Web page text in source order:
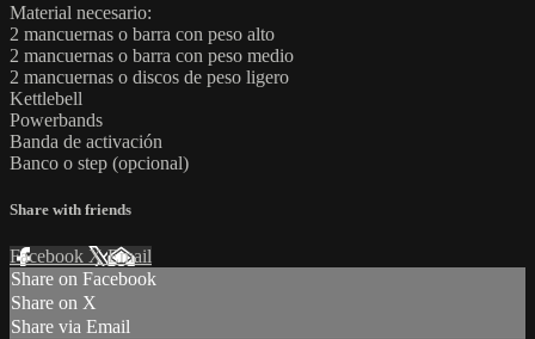
Material necesario:
2 mancuernas o barra con peso alto
2 mancuernas o barra con peso medio
2 mancuernas o discos de peso ligero
Kettlebell
Powerbands
Banda de activación
Banco o step (opcional)
Share with friends
Facebook XEmail
Share on Facebook
Share on X
Share via Email